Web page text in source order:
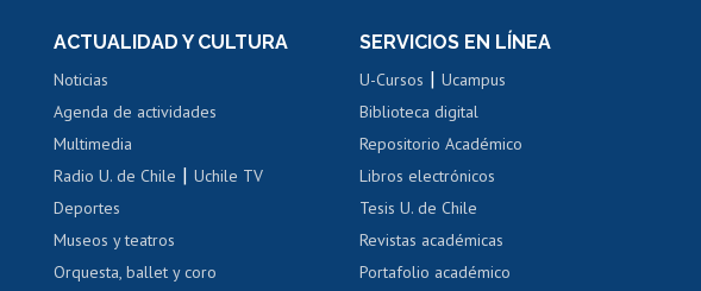
Portal de movilidad interna
Certificado de renta
Certificado de renta
Cursos de español
Acoso laboral, sexual y violencia Denuncias administrativas
ACTUALIDAD Y CULTURA
Noticias
Agenda de actividades
Multimedia
Radio U. de Chile |Uchile TV
Deportes
Museos y teatros
Orquesta, ballet y coro
SERVICIOS EN LÍNEA
U-Cursos |Ucampus
Biblioteca digital
Repositorio Académico
Libros electrónicos
Tesis U. de Chile
Revistas académicas
Portafolio académico